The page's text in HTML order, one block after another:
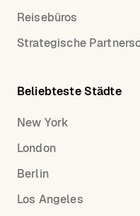
Reisebüros
Strategische
Beliebteste Städte
New York
London
Berlin
Los Angeles